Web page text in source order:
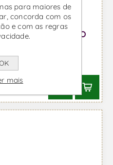
Anos - Vinho do
IVA incl.
para maiores de
concorda com os
e com as regras
mais